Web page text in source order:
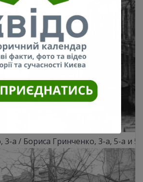
3-а / Бориса Гринченко, 3-а, 5-а и 5